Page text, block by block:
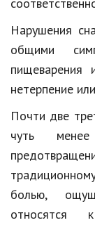
Нарушения
общими
пищеварения
нетерпение
Почти две
чуть
болью,
относятся